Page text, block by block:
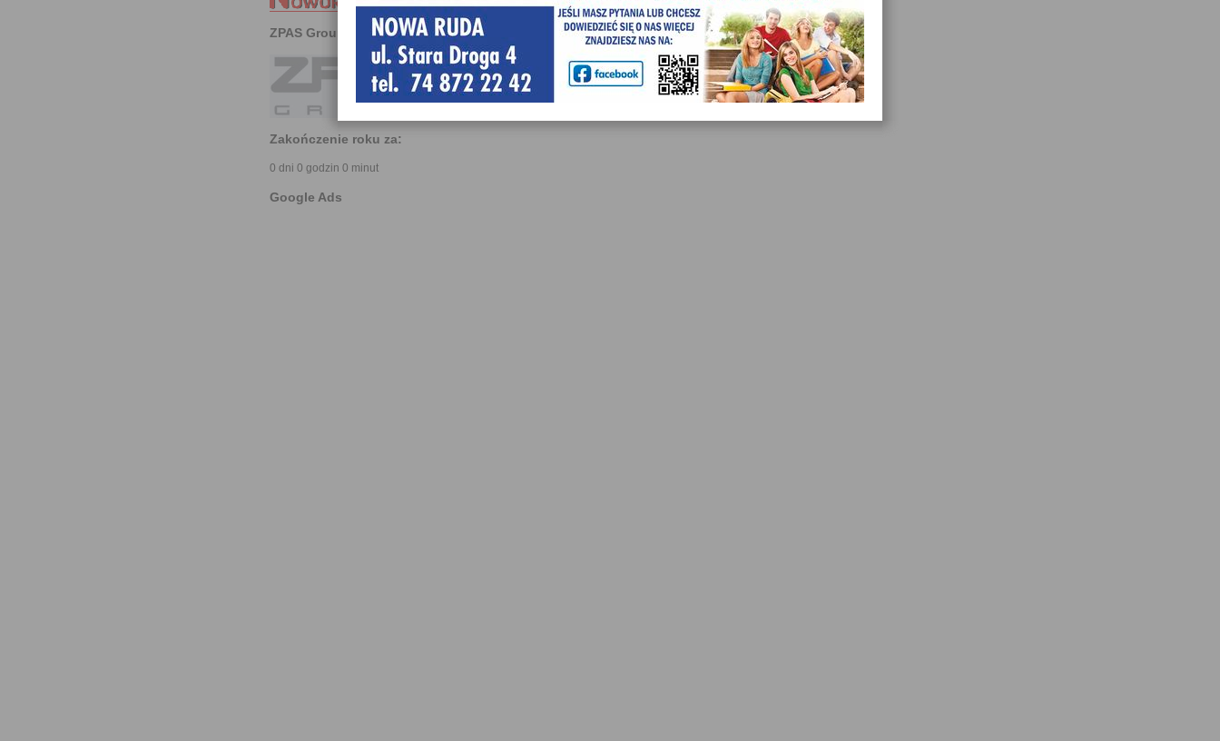
ZPAS Group
Zakończenie roku za:
0 dni 0 godzin 0 minut
Google Ads